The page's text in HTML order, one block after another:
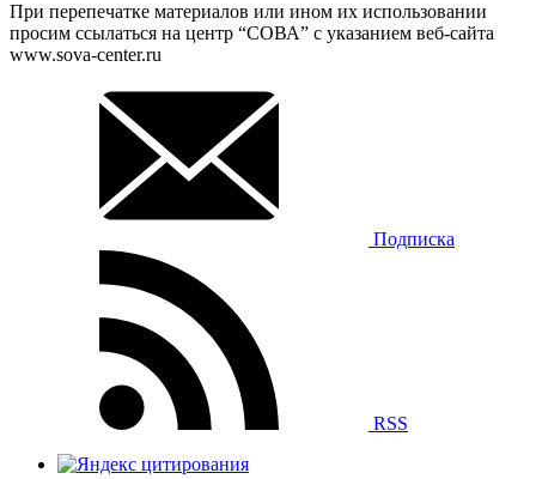
При перепечатке материалов или ином их использовании
просим ссылаться на центр “СОВА” с указанием веб-сайта
www.sova-center.ru
Подписка
RSS